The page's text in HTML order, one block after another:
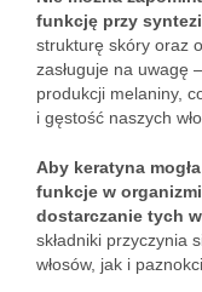
funkcję przy
strukturę skóry oraz
zasługuje na uwagę
produkcji melaniny,
i gęstość naszych
Aby keratyna
funkcje w
dostarczanie tych
składniki przyczynia
włosów, jak i paznokci.